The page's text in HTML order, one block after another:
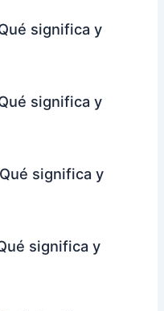
significa y
significa y
significa y
significa y